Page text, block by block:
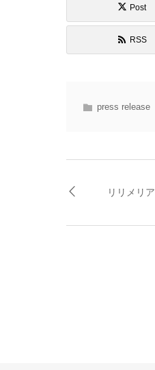
Post
RSS
press release
リリメリア